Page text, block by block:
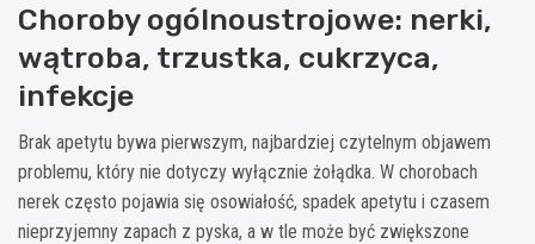
Choroby ogólnoustrojowe: nerki,
wątroba, trzustka, cukrzyca,
infekcje
Brak apetytu bywa pierwszym, najbardziej czytelnym objawem
problemu, który nie dotyczy wyłącznie żołądka. W chorobach
nerek często pojawia się osowiałość, spadek apetytu i czasem
nieprzyjemny zapach z pyska, a w tle może być zwiększone